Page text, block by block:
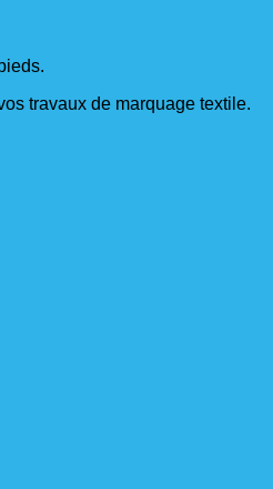
travaux de marquage textile.